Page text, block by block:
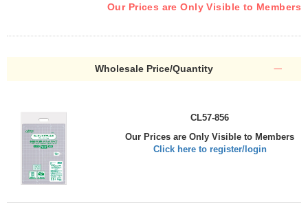
Our Prices are Only Visible to Members
Wholesale Price/Quantity
CL57-856
Our Prices are Only Visible to Members
Click here to register/login